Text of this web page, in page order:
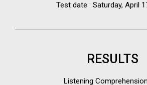
Test date : Saturday, April
RESULTS
Listening